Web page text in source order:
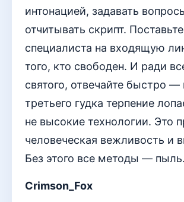
интонацией, задавать
отчитывать скрипт. Поставьте
специалиста на входящую
того, кто свободен. И ради
святого, отвечайте быстро —
третьего гудка терпение
не высокие технологии. Это
человеческая вежливость и
Без этого все методы — пыль.
Crimson_Fox